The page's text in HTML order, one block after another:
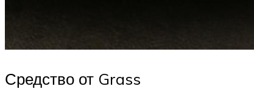
Средство от Grass